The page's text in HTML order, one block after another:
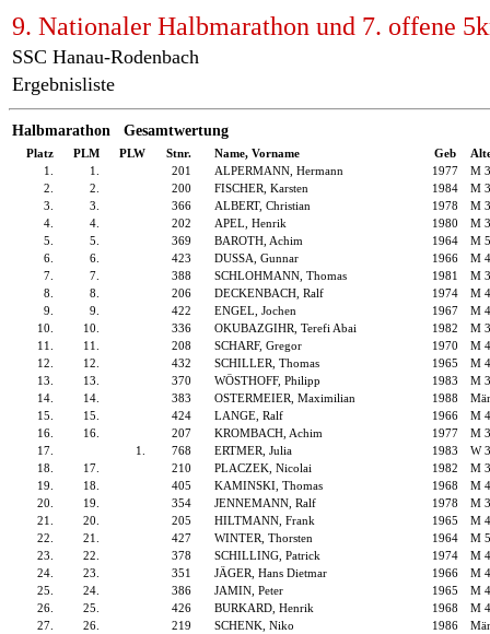
9. Nationaler Halbmarathon und 7. offene
SSC Hanau-Rodenbach
Ergebnisliste
Halbmarathon Gesamtwertung
Platz PLM PLW Stnr. Name, Vorname Geb
1.
1. 201 ALPERMANN, Hermann 1977
M
2.
2. 200 FISCHER, Karsten 1984
M
3.
3. 366 ALBERT, Christian 1978
M
4.
4. 202 APEL, Henrik 1980
M
5.
5. 369 BAROTH, Achim 1964
M
6.
6. 423 DUSSA, Gunnar 1966
M
7.
7. 388 SCHLOHMANN, Thomas 1981
M
8.
8. 206 DECKENBACH, Ralf 1974
M
9.
9. 422 ENGEL, Jochen 1967
M
10.
10. 336 OKUBAZGIHR, Terefi Abai 1982
M
11.
11. 208 SCHARF, Gregor 1970
M
12.
12. 432 SCHILLER, Thomas 1965
M
13.
13. 370 WÖSTHOFF, Philipp 1983
M
14.
14. 383 OSTERMEIER, Maximilian 1988
15.
15. 424 LANGE, Ralf 1966
M
16.
16. 207 KROMBACH, Achim 1977
M
17.
1. 768 ERTMER, Julia 1983
W
18.
17. 210 PLACZEK, Nicolai 1982
M
19.
18. 405 KAMINSKI, Thomas 1968
M
20.
19. 354 JENNEMANN, Ralf 1978
M
21.
20. 205 HILTMANN, Frank 1965
M
22.
21. 427 WINTER, Thorsten 1964
M
23.
22. 378 SCHILLING, Patrick 1974
M
24.
23. 351 JÄGER, Hans Dietmar 1966
M
25.
24. 386 JAMIN, Peter 1965
M
26.
25. 426 BURKARD, Henrik 1968
M
27.
26. 219 SCHENK, Niko 1986